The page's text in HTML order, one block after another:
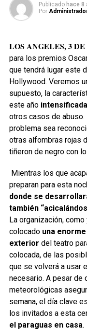
Publicado hace 8
Por
LOS ANGELES, 3
para los premios
que tendrá lugar este
Hollywood. Veremos
supuesto, la
este año
otros casos de abuso.
problema sea
otras alfombras rojas
tiñeron de negro con
Mientras los que
preparan para esta
donde se
también
La organización,
colocado una
exterior del teatro
colocada, de las
que se volverá a usar
necesario. A pesar de
meteorológicas
semana, el día clave
los invitados a esta
el paraguas en casa.